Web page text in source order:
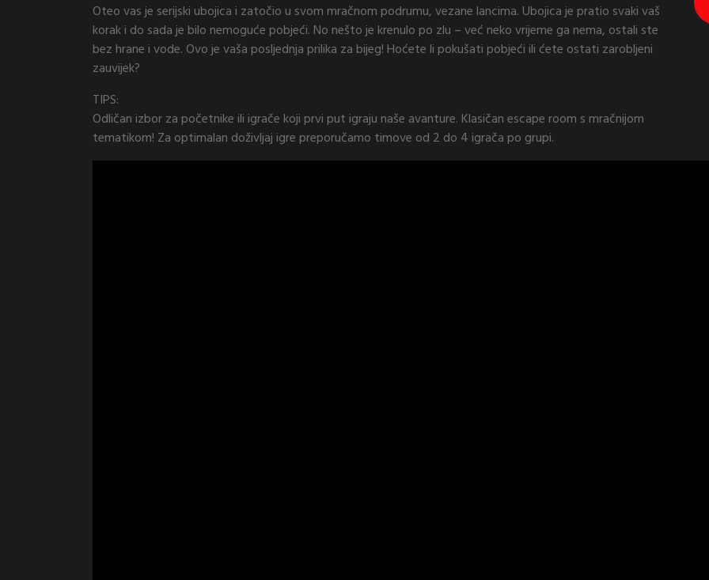
Oteo vas je serijski ubojica i zatočio u svom mračnom podrumu, vezane lancima. Ubojica je pratio svaki vaš
korak i do sada je bilo nemoguće pobjeći. No nešto je krenulo po zlu – već neko vrijeme ga nema, ostali ste
bez hrane i vode. Ovo je vaša posljednja prilika za bijeg! Hoćete li pokušati pobjeći ili ćete ostati zarobljeni
zauvijek?
TIPS:
Odličan izbor za početnike ili igrače koji prvi put igraju naše avanture. Klasičan escape room s mračnijom
tematikom! Za optimalan doživljaj igre preporučamo timove od 2 do 4 igrača po grupi.